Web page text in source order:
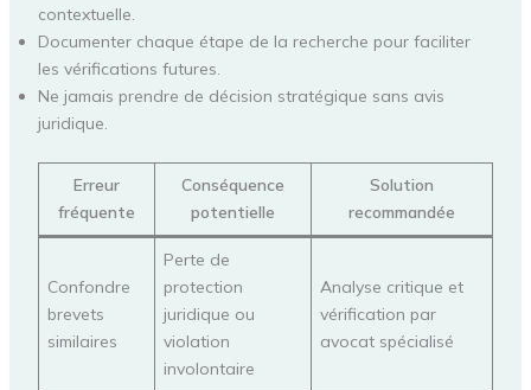
contextuelle.
Documenter chaque étape de la recherche pour faciliter
les vérifications futures.
Ne jamais prendre de décision stratégique sans avis
juridique.
Erreur
fréquente
Conséquence
potentielle
Solution
recommandée
Confondre
brevets
similaires
Perte de
protection
juridique ou
violation
involontaire
Analyse critique et
vérification par
avocat spécialisé